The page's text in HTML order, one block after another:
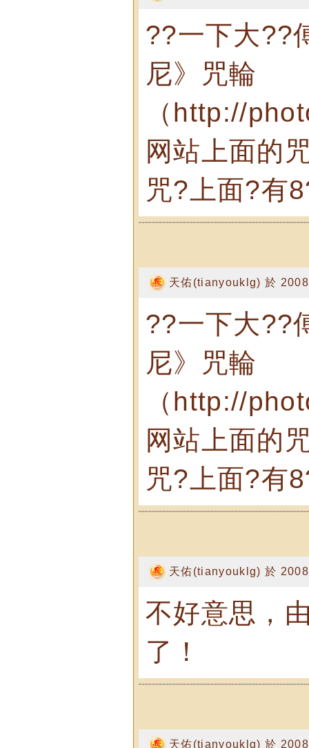
??一下大??
尼》咒輪
（http://
网站上面的
咒?上面?有
天佑(tianyouklg) 於
??一下大??
尼》咒輪
（http://
网站上面的
咒?上面?有
天佑(tianyouklg) 於
不好意思，
了！
天佑(tianyouklg) 於